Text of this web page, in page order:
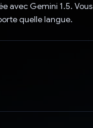
avec Gemini 1.5. Vous
quelle langue.